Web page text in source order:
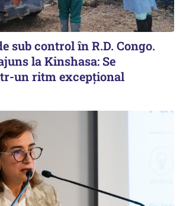
sub control în R.D. Congo.
la Kinshasa: Se
un ritm excepţional